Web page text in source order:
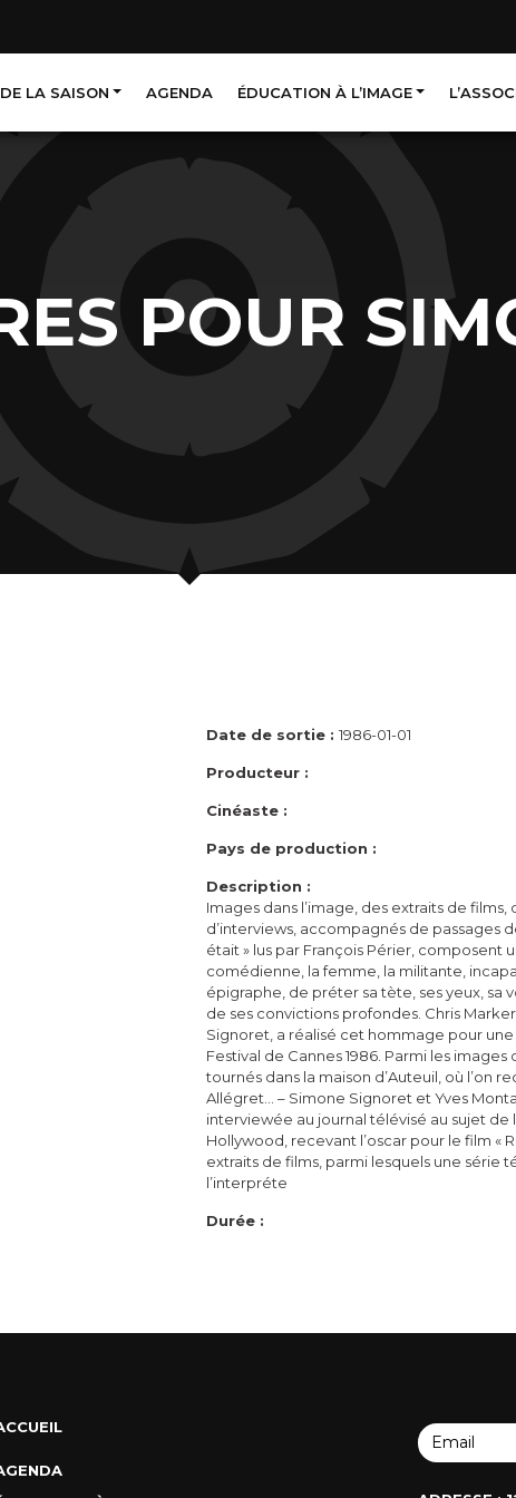
LA SAISON AGENDA ÉDUCATION À L’IMAGE
POUR
Date de sortie : 1986-01-01
Producteur :
Cinéaste :
Pays de production :
Description :
Images dans l’image, des extraits de films,
d’interviews, accompagnés de passages
était » lus par François Périer, composent
comédienne, la femme, la militante,
épigraphe, de préter sa tète, ses yeux, sa
de ses convictions profondes. Chris
Signoret, a réalisé cet hommage pour
Festival de Cannes 1986. Parmi les images
tournés dans la maison d’Auteuil, où l’on
Allégret… – Simone Signoret et Yves
interviewée au journal télévisé au sujet de
Hollywood, recevant l’oscar pour le film «
extraits de films, parmi lesquels une série
l’interpréte
Durée :